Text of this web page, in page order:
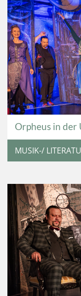
Orpheus in
MUSIK-/